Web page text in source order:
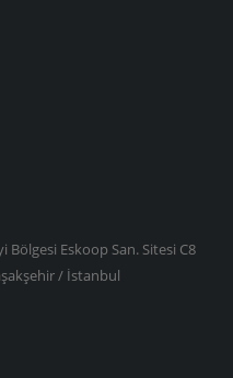
Bölgesi Eskoop San. Sitesi C8
/ İstanbul